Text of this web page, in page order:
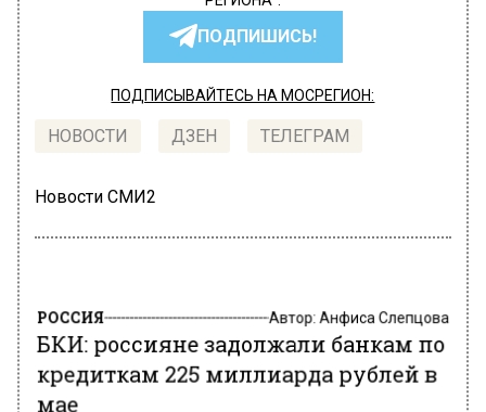
ПОДПИШИСЬ!
ПОДПИСЫВАЙТЕСЬ НА МОСРЕГИОН:
НОВОСТИ ДЗЕН ТЕЛЕГРАМ
Новости СМИ2
РОССИЯ Автор: Анфиса Слепцова
БКИ: россияне задолжали банкам по
кредиткам 225 миллиарда рублей в
мае